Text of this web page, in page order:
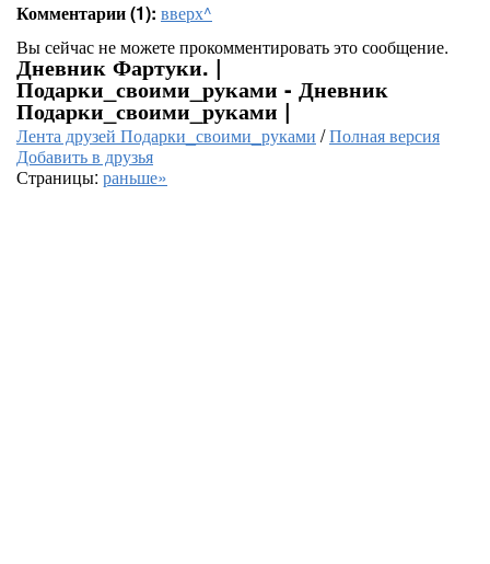
Комментарии (1): вверх^
Вы сейчас не можете прокомментировать это сообщение.
Дневник Фартуки. |
Подарки_своими_руками - Дневник
Подарки_своими_руками |
Лента друзей Подарки_своими_руками /Полная версия
Добавить в друзья
Страницы: раньше»